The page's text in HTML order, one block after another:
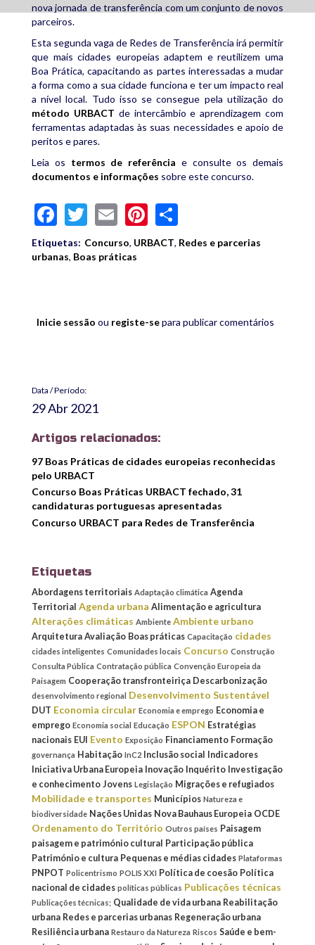
nova jornada de transferência com um conjunto de novos
parceiros.
Esta segunda vaga de Redes de Transferência irá permitir
que mais cidades europeias adaptem e reutilizem uma
Boa Prática, capacitando as partes interessadas a mudar
a forma como a sua cidade funciona e ter um impacto real
a nível local. Tudo isso se consegue pela utilização do
método URBACT de intercâmbio e aprendizagem com
ferramentas adaptadas às suas necessidades e apoio de
peritos e pares.
Leia os termos de referência e consulte os demais
documentos e informações sobre este concurso.
Facebook
Twitter
EmailPinterest
Etiquetas: Concurso, URBACT, Redes e parcerias
urbanas, Boas práticas
Inicie sessão ou registe-separa publicar comentários
Data / Período:
29 Abr 2021
Artigos relacionados:
97 Boas Práticas de cidades europeias reconhecidas
pelo URBACT
Concurso Boas Práticas URBACT fechado, 31
candidaturas portuguesas apresentadas
Concurso URBACT para Redes de Transferência
Etiquetas
Abordagens territoriais Adaptação climática Agenda
Territorial Agenda urbana Alimentação e agricultura
Alterações climáticas Ambiente Ambiente urbano
Arquitetura Avaliação Boas práticas Capacitação cidades
cidades inteligentes Comunidades locais Concurso Construção
Consulta Pública Contratação pública Convenção Europeia da
Paisagem Cooperação transfronteiriça Descarbonização
desenvolvimento regional Desenvolvimento Sustentável
DUT Economia circular Economia e emprego Economia e
emprego Economia social Educação ESPON Estratégias
nacionais EUI Evento Exposição Financiamento Formação
governança Habitação InC2 Inclusão social
Indicadores
Iniciativa Urbana Europeia Inovação Inquérito Investigação
e conhecimento Jovens Legislação Migrações e refugiados
Mobilidade e transportes Municípios Natureza e
biodiversidade Nações Unidas Nova Bauhaus Europeia OCDE
Ordenamento do Território Outros países Paisagem
paisagem e património cultural Participação pública
Património e cultura Pequenas e médias cidades Plataformas
PNPOT Policentrismo POLIS XXI Política de coesão Política
nacional de cidades políticas públicas Publicações técnicas
Publicações técnicas; Qualidade de vida urbana Reabilitação
urbana Redes e parcerias urbanas Regeneração urbana
Resiliência urbana Restauro da Natureza Riscos Saúde e bem-